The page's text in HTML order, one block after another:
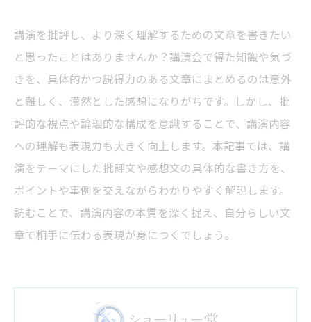
講演を批評し、より深く理解するための文章を書きたい
と思ったことはありませんか？講演会で得た知識や気づ
きを、具体的かつ説得力のある文章にまとめるのは意外
と難しく、漠然とした感想になりがちです。しかし、批
評的な視点や論理的な構成を意識することで、講演内容
への理解も表現力も大きく向上します。本記事では、講
演をテーマにした批評文や感想文の具体的な書き方を、
ポイントや事例を交えながらわかりやすく解説します。
読むことで、講演内容の本質を深く捉え、自分らしい文
章で相手に伝わる表現が身につくでしょう。